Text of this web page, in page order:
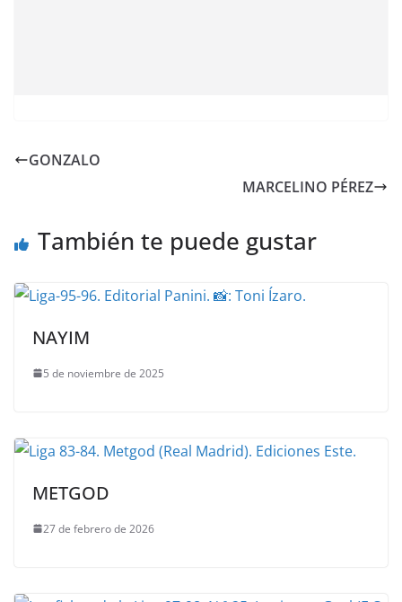
GONZALO
MARCELINO PÉREZ
También te puede gustar
NAYIM
5 de noviembre de 2025
METGOD
27 de febrero de 2026